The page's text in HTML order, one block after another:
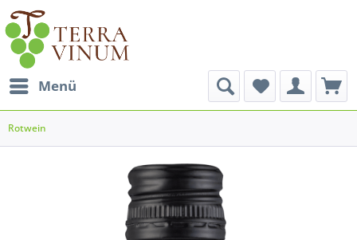
Menü
Rotwein